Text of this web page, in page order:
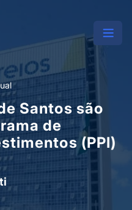
Santos são
de
(PPI)